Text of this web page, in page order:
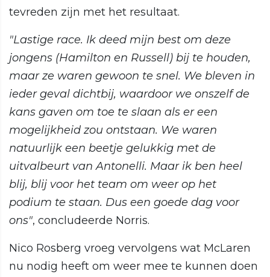
tevreden zijn met het resultaat.
"Lastige race. Ik deed mijn best om deze
jongens (Hamilton en Russell) bij te houden,
maar ze waren gewoon te snel. We bleven in
ieder geval dichtbij, waardoor we onszelf de
kans gaven om toe te slaan als er een
mogelijkheid zou ontstaan. We waren
natuurlijk een beetje gelukkig met de
uitvalbeurt van Antonelli. Maar ik ben heel
blij, blij voor het team om weer op het
podium te staan. Dus een goede dag voor
ons", concludeerde Norris.
Nico Rosberg vroeg vervolgens wat McLaren
nu nodig heeft om weer mee te kunnen doen